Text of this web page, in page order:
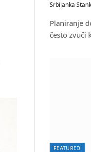
Srbijanka
Planiranje
često zvuči
FEATURED